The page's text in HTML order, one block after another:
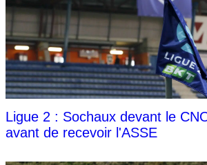
Ligue 2 : Sochaux devant le
avant de recevoir l'ASSE